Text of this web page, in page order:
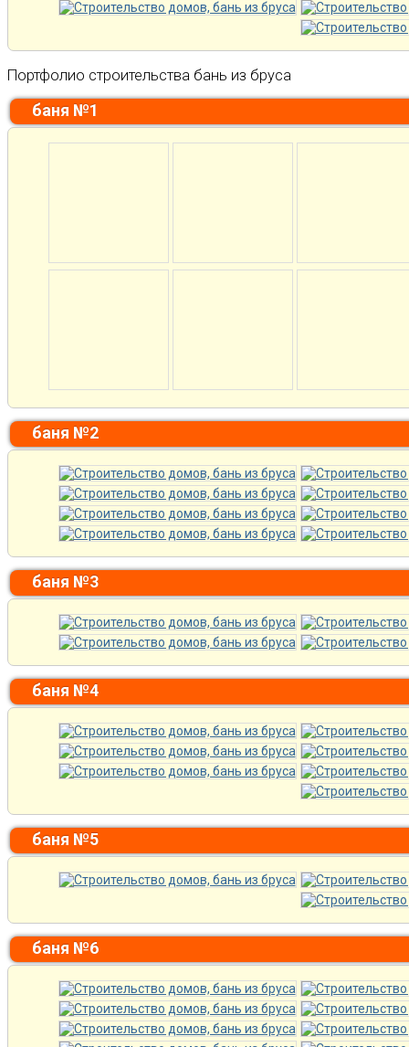
Портфолио строительства бань из бруса
баня №1
баня №2
баня №3
баня №4
баня №5
баня №6